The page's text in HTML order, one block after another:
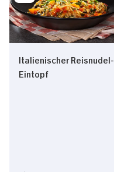
Italienischer Reisnudel-
Eintopf